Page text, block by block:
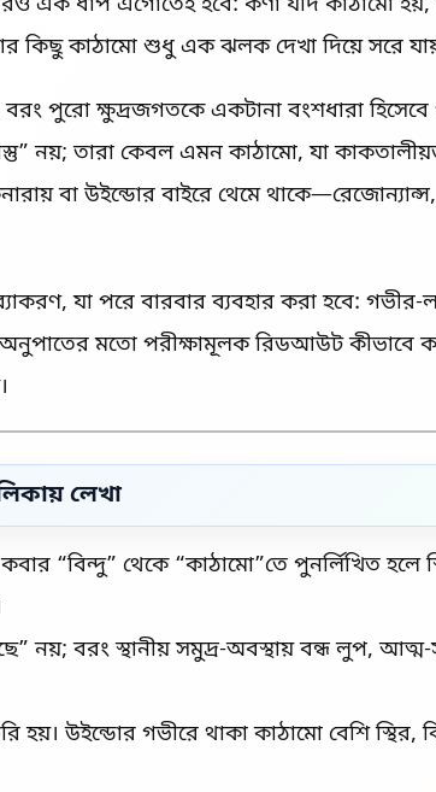
কিছু কাঠামো শুধু এক ঝলক দেখা দিয়ে সরে
পুরো ক্ষুদ্রজগতকে একটানা বংশধারা
নয়; তারা কেবল এমন কাঠামো, যা
বা উইন্ডোর বাইরে থেমে থাকে—রেজোন্যান্স,
যা পরে বারবার ব্যবহার করা হবে: গভীর-
মতো পরীক্ষামূলক রিডআউট কীভাবে
লেখা
“বিন্দু” থেকে “কাঠামো”তে পুনর্লিখিত হলে
নয়; বরং স্থানীয় সমুদ্র-অবস্থায় বন্ধ লুপ,
উইন্ডোর গভীরে থাকা কাঠামো বেশি স্থির,